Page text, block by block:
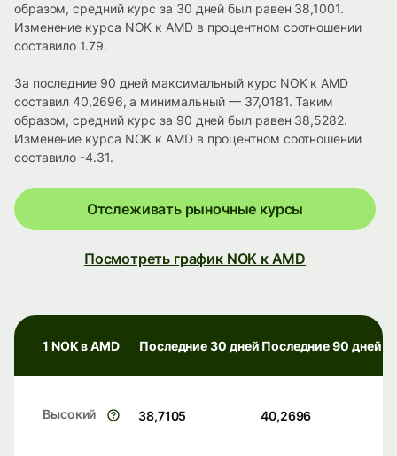
образом, средний курс за 30 дней был равен 38,1001.
Изменение курса NOK к AMD в процентном соотношении
составило 1.79.
За последние 90 дней максимальный курс NOK к AMD
составил 40,2696, а минимальный — 37,0181. Таким
образом, средний курс за 90 дней был равен 38,5282.
Изменение курса NOK к AMD в процентном соотношении
составило -4.31.
Отслеживать рыночные курсы
Посмотреть график NOK к AMD
1 NOK в AMD Последние 30 дней Последние 90 дней
Высокий 38,7105 40,2696